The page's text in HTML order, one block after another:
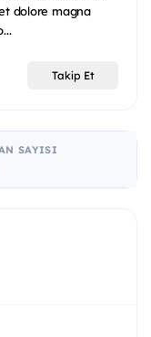
dolore magna
Takip Et
SAYISI